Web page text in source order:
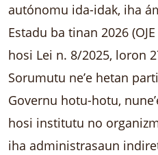
autónomu ida-idak, iha
Estadu ba tinan 2026
hosi Lei n. 8/2025, loron
Sorumutu ne’e hetan
Governu hotu-hotu,
hosi institutu no
iha administrasaun